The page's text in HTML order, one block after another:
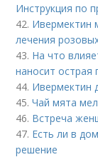
Инструкция по
42. Ивермектин
лечения
43. На что
наносит острая
44. Ивермектин
45.Чай мята
46. Встреча
47. Есть ли в
решение